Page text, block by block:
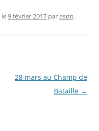
le9 février 2017 parasdn.
28 mars au Champ de
Bataille →